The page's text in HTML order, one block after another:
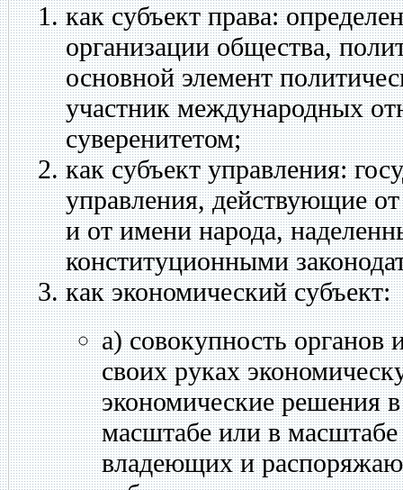
как субъект права:
организации общества,
основной элемент
участник международных
суверенитетом;
как субъект управления:
управления, действующие
и от имени народа,
конституционными
как экономический субъект:
а) совокупность
своих руках
экономические решения
масштабе или в
владеющих и